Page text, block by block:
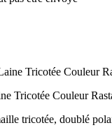
Tricotée Couleur
tricotée, doublé